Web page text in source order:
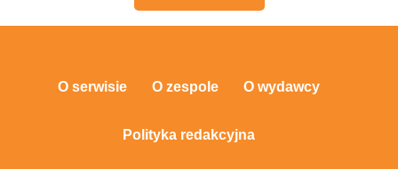
O serwisie O zespole O wydawcy
Polityka redakcyjna